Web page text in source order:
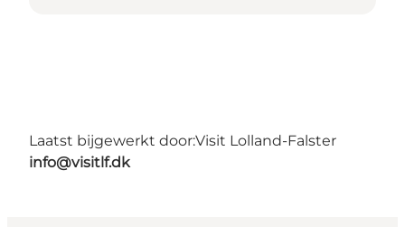
Laatst bijgewerkt door:Visit Lolland-Falster
info@visitlf.dk